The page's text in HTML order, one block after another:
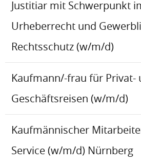
Justitiar mit Schwerpunkt
Urheberrecht und
Rechtsschutz (w/m/d)
Kaufmann/-frau für Privat-
Geschäftsreisen (w/m/d)
Kaufmännischer
Service (w/m/d) Nürnberg